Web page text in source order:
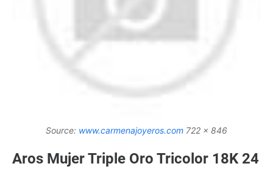
Source: www.carmenajoyeros.com 722 x 846
Aros Mujer Triple Oro Tricolor 18K 24